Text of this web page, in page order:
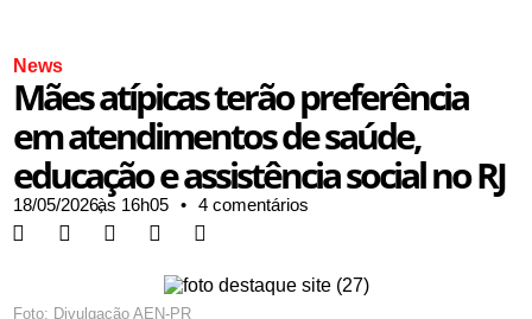
News
Mães atípicas terão preferência
em atendimentos de saúde,
educação e assistência social no RJ
18/05/2026,às 16h05 • 4 comentários
Foto: Divulgação AEN-PR